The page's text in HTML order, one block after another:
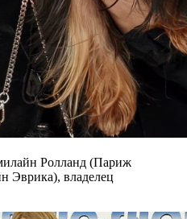
Ролланд (Париж
Эврика), владелец